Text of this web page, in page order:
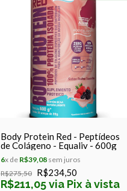
Body Protein Red - Peptídeos
de Colágeno - Equaliv - 600g
6x de R$39,08 sem juros
R$275,50 R$234,50
R$211,05 via Pix à vista